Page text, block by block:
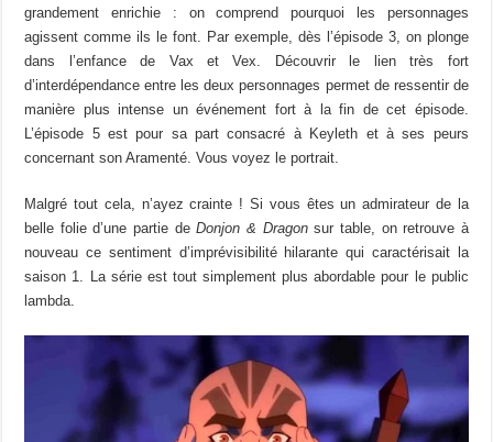
grandement enrichie : on comprend pourquoi les personnages
agissent comme ils le font. Par exemple, dès l’épisode 3, on plonge
dans l’enfance de Vax et Vex. Découvrir le lien très fort
d’interdépendance entre les deux personnages permet de ressentir de
manière plus intense un événement fort à la fin de cet épisode.
L’épisode 5 est pour sa part consacré à Keyleth et à ses peurs
concernant son Aramenté. Vous voyez le portrait.
Malgré tout cela, n’ayez crainte ! Si vous êtes un admirateur de la
belle folie d’une partie deDonjon & Dragonsur table, on retrouve à
nouveau ce sentiment d’imprévisibilité hilarante qui caractérisait la
saison 1. La série est tout simplement plus abordable pour le public
lambda.